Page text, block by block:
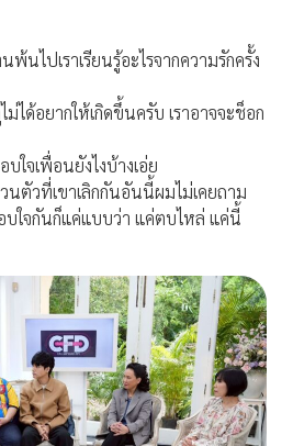
พ้นไปเราเรียนรู้อะไรจากความรักครั้ง
ได้อยากให้เกิดขึ้นครับ เราอาจจะช็อก
ใจเพื่อนยังไงบ้างเอ่ย
นตัวที่เขาเลิกกันอันนี้ผมไม่เคยถาม
บใจกันก็แค่แบบว่า แค่ตบไหล่ แค่นี้